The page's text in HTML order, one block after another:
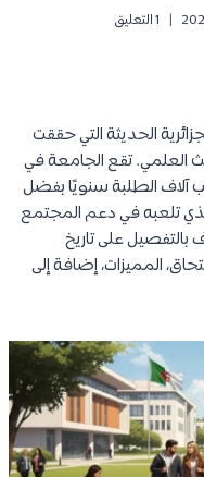
1 التعليق
الحديثة التي حققت
العلمي. تقع الجامعة في
آلاف الطلبة سنويًا بفضل
تلعبه في دعم المجتمع
على تاريخ
المميزات، إضافة إلى